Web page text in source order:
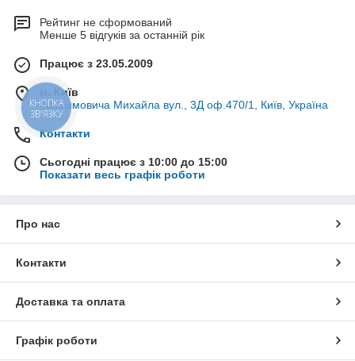
Рейтинг не сформований
Менше 5 відгуків за останній рік
Працює з 23.05.2009
м. Київ
Максимовича Михайла вул., 3Д оф.470/1, Київ, Україна
Контакти
Сьогодні працює з 10:00 до 15:00
Показати весь графік роботи
Про нас
Контакти
Доставка та оплата
Графік роботи
КНОПКА
ЗВ'ЯЗКУ